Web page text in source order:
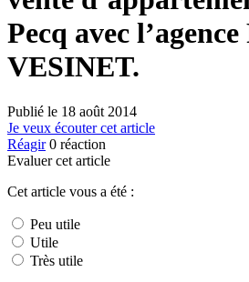
Pecq avec
VESINET.
Publié le 18 août 2014
Je veux écouter cet article
Réagir 0 réaction
Evaluer cet article
Cet article vous a été :
Peu utile
Utile
Très utile